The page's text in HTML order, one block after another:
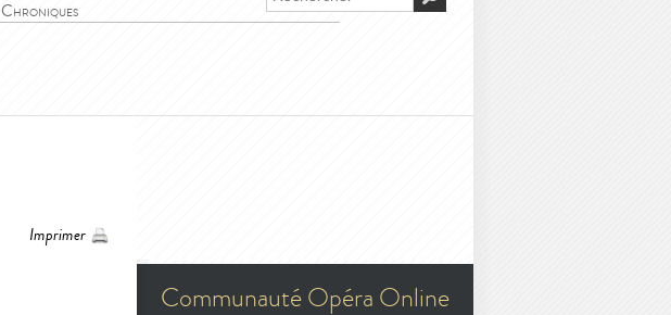
Chroniques
Imprimer
Communauté Opéra Online